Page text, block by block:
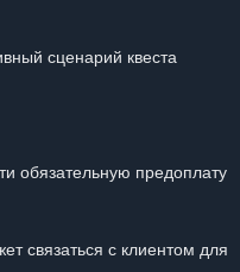
сценарий квеста
обязательную предоплату
связаться с клиентом для